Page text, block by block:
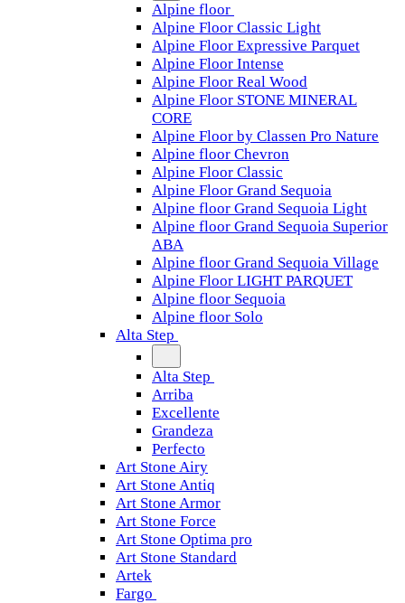
Alpine floor
Alpine Floor Classic Light
Alpine Floor Expressive Parquet
Alpine Floor Intense
Alpine Floor Real Wood
Alpine Floor STONE MINERAL
CORE
Alpine Floor by Classen Pro Nature
Alpine floor Chevron
Alpine Floor Classic
Alpine Floor Grand Sequoia
Alpine floor Grand Sequoia Light
Alpine floor Grand Sequoia Superior
ABA
Alpine floor Grand Sequoia Village
Alpine Floor LIGHT PARQUET
Alpine floor Sequoia
Alpine floor Solo
Alta Step
Alta Step
Arriba
Excellente
Grandeza
Perfecto
Art Stone Airy
Art Stone Antiq
Art Stone Armor
Art Stone Force
Art Stone Optima pro
Art Stone Standard
Artek
Fargo